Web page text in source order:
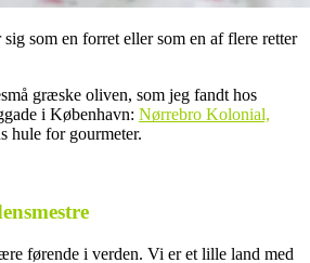
som en forret eller som en af flere retter
græske oliven, som jeg fandt hos
i København: Nørrebro Kolonial,
hule for gourmeter.
førende i verden. Vi er et lille land med